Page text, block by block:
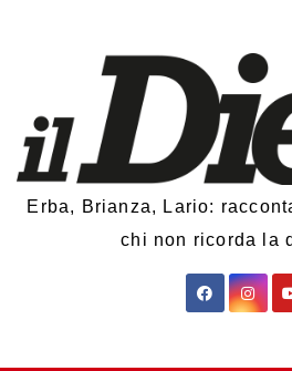
Erba, Brianza, Lario:
chi non ricorda la